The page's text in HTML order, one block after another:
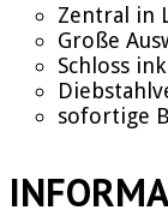
Zentral in
Große
Schloss
sofortige